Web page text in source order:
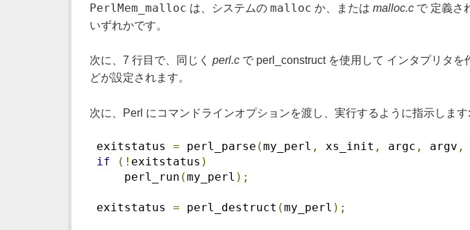
PerlMem_malloc は、システムの malloc か、または malloc.cで 定義さ
いずれかです。
次に、7 行目で、同じく perl.cで perl_construct を使用して インタプリタ
どが設定されます。
次に、Perl にコマンドラインオプションを渡し、実行するように指示します:
exitstatus = perl_parse (my_perl , xs_init , argc , argv ,
if
(! exitstatus )
perl_run (my_perl );
exitstatus = perl_destruct (my_perl );